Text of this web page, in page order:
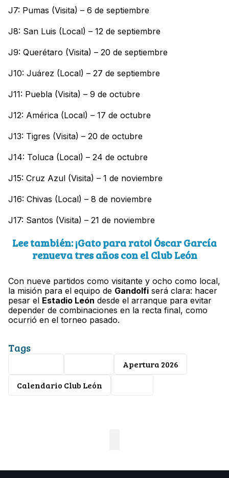
J7: Pumas (Visita) – 6 de septiembre
J8: San Luis (Local) – 12 de septiembre
J9: Querétaro (Visita) – 20 de septiembre
J10: Juárez (Local) – 27 de septiembre
J11: Puebla (Visita) – 9 de octubre
J12: América (Local) – 17 de octubre
J13: Tigres (Visita) – 20 de octubre
J14: Toluca (Local) – 24 de octubre
J15: Cruz Azul (Visita) – 1 de noviembre
J16: Chivas (Local) – 8 de noviembre
J17: Santos (Visita) – 21 de noviembre
Lee también: ¡Gato para rato! Óscar García
renueva tres años con el Club León
Con nueve partidos como visitante y ocho como local,
la misión para el equipo de Gandolfi será clara: hacer
pesar el Estadio León desde el arranque para evitar
depender de combinaciones en la recta final, como
ocurrió en el torneo pasado.
Tags
Apertura 2026
Calendario Club León